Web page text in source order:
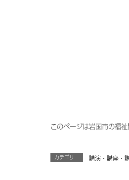
このページは岩国市の福
カテゴリー 講演・講座・